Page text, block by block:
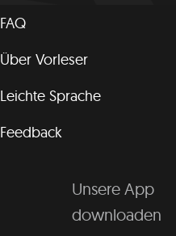
FAQ
Über Vorleser
Leichte Sprache
Feedback
Unsere App
downloaden